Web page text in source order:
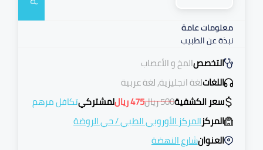
معلومات عامة
نبذة عن الطبيب
التخصصالمخ و الأعصاب
اللغاتلغة انجليزية, لغة عربية
سعر الكشفية500ريال475رياللمشتركيتكافل مرهم
المركزالمركز الأوروبي الطبي/حي الروضة
العنوانشارع النهضة